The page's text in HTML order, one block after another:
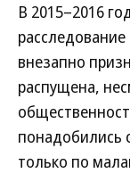
В 2015–2016
внезапно
распущена,
понадобились
только по